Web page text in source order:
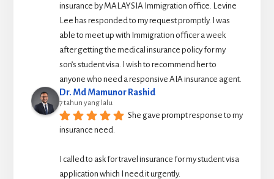
insurance by MALAYSIA Immigration office. Levine
Lee has responded to my request promptly. I was
able to meet up with Immigration officer a week
after getting the medical insurance policy for my
son’s student visa. I wish to recommend her to
anyone who need a responsive AIA insurance agent.
Dr. Md Mamunor Rashid
7 tahun yang lalu
She gave prompt response to my
insurance need.
I called to ask for travel insurance for my student visa
application which I need it urgently.